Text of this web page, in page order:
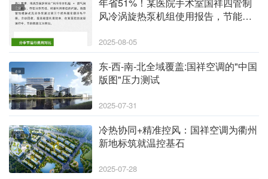
企业
风冷涡旋热泵机组使用报告，节能数
2025-08-05
企业
东-西-南-北全域覆盖:国祥空调的"中国
版图"压力测试
2025-07-31
企业
冷热协同+精准控风：国祥空调为衢州
新地标筑就温控基石
2025-07-28